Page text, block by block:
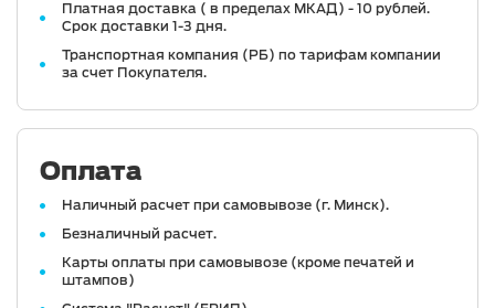
Платная доставка ( в пределах МКАД) - 10 рублей.
Срок доставки 1-3 дня.
Транспортная компания (РБ) по тарифам компании
за счет Покупателя.
Оплата
Наличный расчет при самовывозе (г. Минск).
Безналичный расчет.
Карты оплаты при самовывозе (кроме печатей и
штампов)